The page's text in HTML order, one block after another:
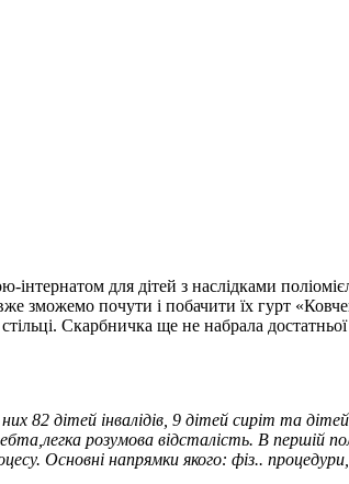
для дітей з наслідками
зможемо почути і побачити їх гурт
Скарбничка ще не набрала
82 дітей інвалідів, 9 дітей сиріт та
розумова відсталість. В першій
Основні напрямки якого: фіз..